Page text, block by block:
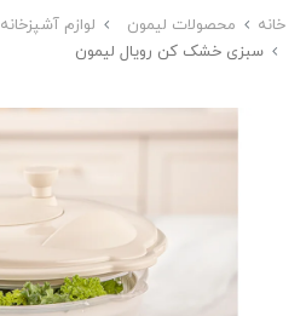
خانه محصولات لیمون
لوازم آشپزخانه
سبزی خشک کن رویال لیمون